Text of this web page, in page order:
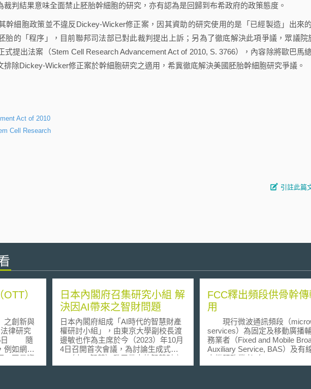
判結果意味全面禁止胚胎幹細胞的研究，亦有認為是回歸到布希政府的政策態度。
細胞政策並不違反Dickey-Wicker修正案，因其資助的研究使用的是「已經製造」出來
胎的「程序」，目前聯邦司法部已對此裁判提出上訴；另為了徹底解決此項爭議，眾議院
式提出法案（Stem Cell Research Advancement Act of 2010, S. 3766），內容除將歐巴馬
排除Dickey-Wicker修正案於幹細胞研究之適用，希冀徹底解決美國胚胎幹細胞研究爭議。
Act of 2010
Cell Research
引註此篇
）
之創新與
例如網際
、巨量資
服務
漸包含各
。此科
日本內閣府召集研究小組 解
決因AI帶來之智財問題
日本內閣府組成「AI時代的智慧財產
權研討小組」，由東京大學副校長渡
邊敏也作為主席於今（2023）年10月
4日召開首次會議，為討論生成式
AI（人工智慧）發展帶來的智慧財產
權問題。討論主題包括法規範現況、
FCC釋出頻段供骨幹
用
現行微波通訊頻段（
services）為固定及移動廣播
務業者（Fixed and Mobile
Auxiliary Service, BAS）及有
中繼服務業者（Cable TV Relay
Service）於新聞採訪時節目傳